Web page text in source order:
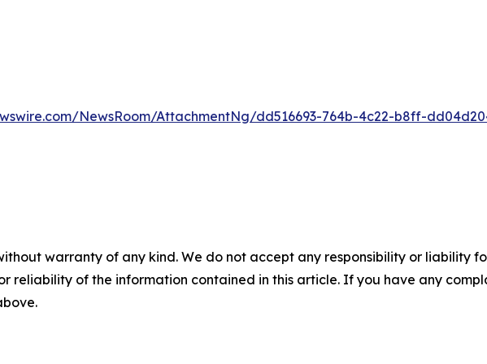
NewsRoom/AttachmentNg/dd516693-764b-4c22-b8ff-
warranty of any kind. We do not accept any responsibility or liability
reliability of the information contained in this article. If you have any